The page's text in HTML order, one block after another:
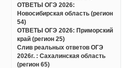
ОТВЕТЫ ОГЭ 2026:
Новосибирская область (регион
54)
ОТВЕТЫ ОГЭ 2026: Приморский
край (регион 25)
Слив реальных ответов ОГЭ
2026г. : Сахалинская область
(регион 65)